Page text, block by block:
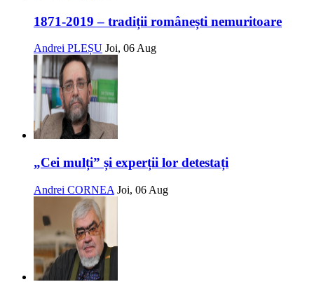
1871-2019 – tradiții românești nemuritoare
Andrei PLEȘU Joi, 06 Aug
„Cei mulți” și experții lor detestați
Andrei CORNEA Joi, 06 Aug